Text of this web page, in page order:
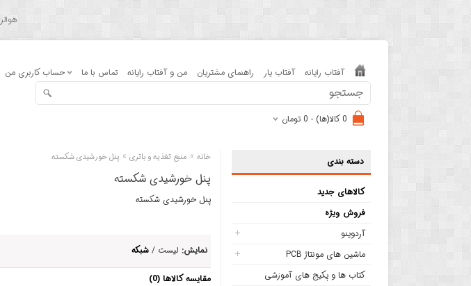
آفتاب رایانه آفتاب یار راهنمای مشتریان من و آفتاب رایانه تماس با ما حساب کاربری من
0 کالا(ها) - 0 تومان
دسته بندی
کالاهای جدید
فروش ویژه
آردوینو
ماشین های مونتاژ PCB
کتاب ها و پکیج های آموزشی
خانه » منبع تغذیه و باتری »پنل خورشیدی شکسته
پنل خورشیدی شکسته
پنل خورشیدی شکسته
نمایش: لیست /شبکه
مقایسه کالاها (0)